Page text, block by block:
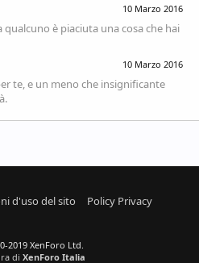
10 Marzo 2016
qualcuno è piaciuta una cosa che hai
10 Marzo 2016
te, e un meno che insignificante
d'uso del sito
Policy Privacy
2019 XenForo Ltd.
di XenForo Italia